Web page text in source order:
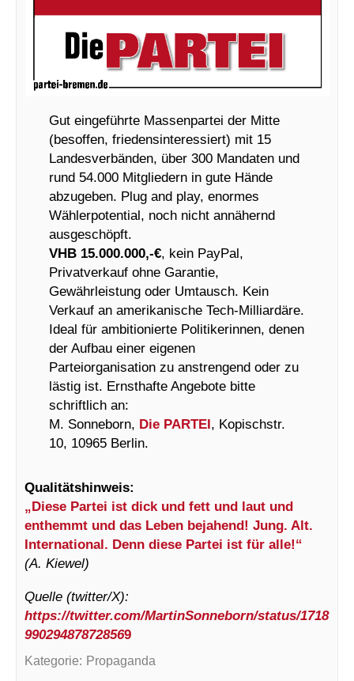
Gut eingeführte Massenpartei der Mitte
(besoffen, friedensinteressiert) mit 15
Landesverbänden, über 300 Mandaten und
rund 54.000 Mitgliedern in gute Hände
abzugeben. Plug and play, enormes
Wählerpotential, noch nicht annähernd
ausgeschöpft.
VHB 15.000.000,-€, kein PayPal,
Privatverkauf ohne Garantie,
Gewährleistung oder Umtausch. Kein
Verkauf an amerikanische Tech-Milliardäre.
Ideal für ambitionierte Politikerinnen, denen
der Aufbau einer eigenen
Parteiorganisation zu anstrengend oder zu
lästig ist. Ernsthafte Angebote bitte
schriftlich an:
M. Sonneborn, Die PARTEI, Kopischstr.
10, 10965 Berlin.
Qualitätshinweis:
„Diese Partei ist dick und fett und laut und
enthemmt und das Leben bejahend! Jung. Alt.
International. Denn diese Partei ist für alle!“
(A. Kiewel)
Quelle (twitter/X):
https://twitter.com/MartinSonneborn/status/1718
990294878728569
Kategorie: Propaganda